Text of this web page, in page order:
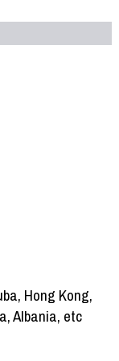
Hong Kong,
Albania, etc